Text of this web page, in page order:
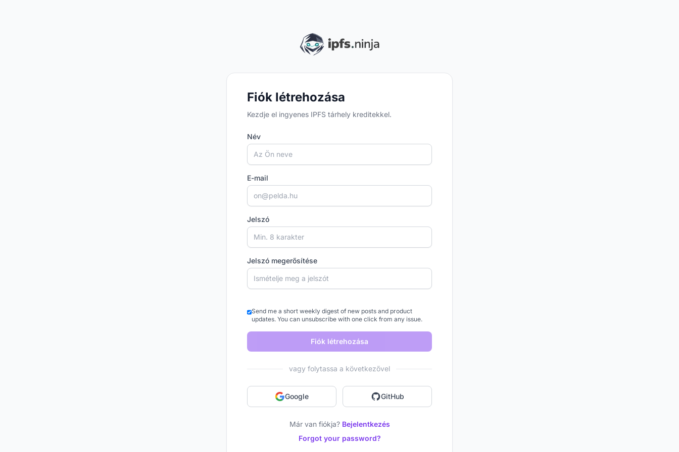
Fiók létrehozása
Create your account with email or social login
Kezdje el ingyenes IPFS tárhely kreditekkel.
Név
E-mail
Jelszó
Jelszó megerősítése
Send me a short weekly digest of new posts and product
updates. You can unsubscribe with one click from any issue.
Fiók létrehozása
vagy folytassa a következővel
Google GitHub
Már van fiókja? Bejelentkezés
Forgot your password?